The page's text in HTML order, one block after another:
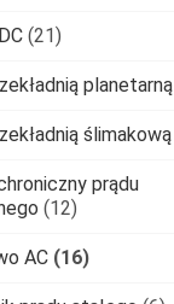
(21)
planetarną
ślimakową
prądu
(12)
AC (16)